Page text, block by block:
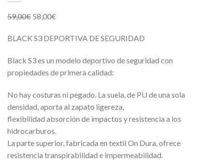
59,00€ 58,00€
BLACK S3 DEPORTIVA DE SEGURIDAD
Black S3 es un modelo deportivo de seguridad con
propiedades de primera calidad:
No hay costuras ni pegado. La suela, de PU de una sola
densidad, aporta al zapato ligereza,
flexibilidad absorción de impactos y resistencia a los
hidrocarburos.
La parte superior, fabricada en textil On Dura, ofrece
resistencia transpirabilidad e impermeabilidad.